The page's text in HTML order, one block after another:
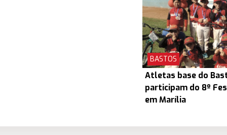
BASTOS
Atletas base do
participam do 8º
em Marília